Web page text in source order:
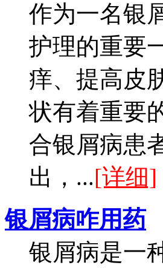
作为一名银
护理的重要
痒、提高皮
状有着重要
合银屑病患
出，...[详细]
银屑病咋用药
银屑病是一